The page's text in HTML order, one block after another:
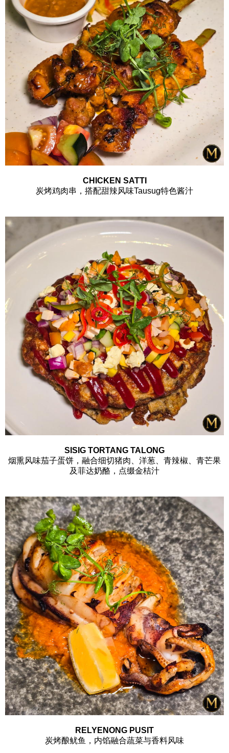
CHICKEN SATTI
炭烤鸡肉串，搭配甜辣风味Tausug特色酱汁
SISIG TORTANG TALONG
烟熏风味茄子蛋饼，融合细切猪肉、洋葱、青辣椒、青芒果
及菲达奶酪，点缀金桔汁
RELYENONG PUSIT
炭烤酿鱿鱼，内馅融合蔬菜与香料风味